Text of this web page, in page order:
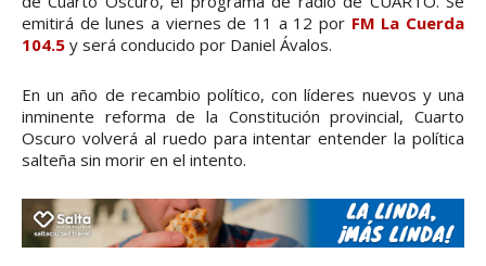
emitirá de lunes a viernes de 11 a 12 por FM La Cuerda
104.5 y será conducido por Daniel Ávalos.
En un año de recambio político, con líderes nuevos y una
inminente reforma de la Constitución provincial, Cuarto
Oscuro volverá al ruedo para intentar entender la política
salteña sin morir en el intento.